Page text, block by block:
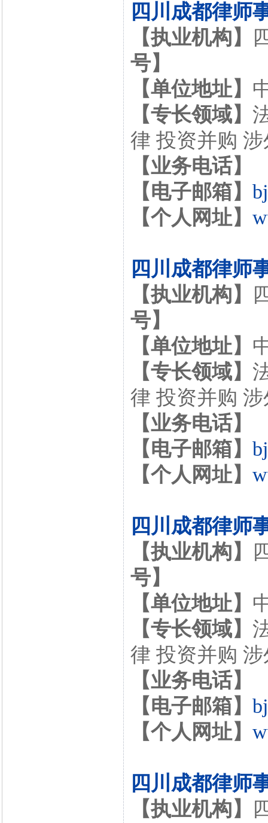
四川成都律师
【执业机构】
号】
【单位地址】
【专长领域】
律 投资并购
【业务电话】
【电子邮箱】
【个人网址】
四川成都律师
【执业机构】
号】
【单位地址】
【专长领域】
律 投资并购
【业务电话】
【电子邮箱】
【个人网址】
四川成都律师
【执业机构】
号】
【单位地址】
【专长领域】
律 投资并购
【业务电话】
【电子邮箱】
【个人网址】
四川成都律师
【执业机构】